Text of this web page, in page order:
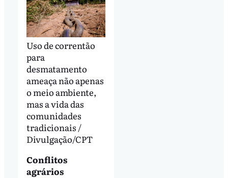
Uso de correntão
para
desmatamento
ameaça não apenas
o meio ambiente,
mas a vida das
comunidades
tradicionais /
Divulgação/CPT
Conflitos
agrários